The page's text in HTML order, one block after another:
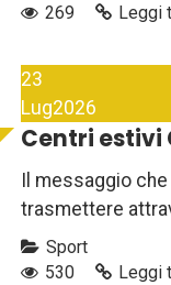
269
Leggi
23
Lug2026
Centri estivi
Il messaggio
trasmettere
Sport
530
Leggi